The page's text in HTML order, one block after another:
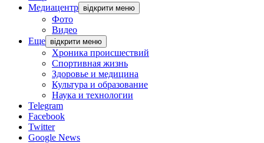
Медиацентр відкрити меню
Фото
Видео
Еще відкрити меню
Хроника происшествий
Спортивная жизнь
Здоровье и медицина
Культура и образование
Наука и технологии
Telegram
Facebook
Twitter
Google News